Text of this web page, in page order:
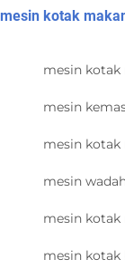
mesin kotak
mesin kotak
mesin
mesin kotak
mesin
mesin kotak
mesin